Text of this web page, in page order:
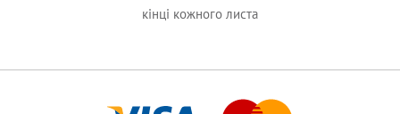
кінці кожного листа